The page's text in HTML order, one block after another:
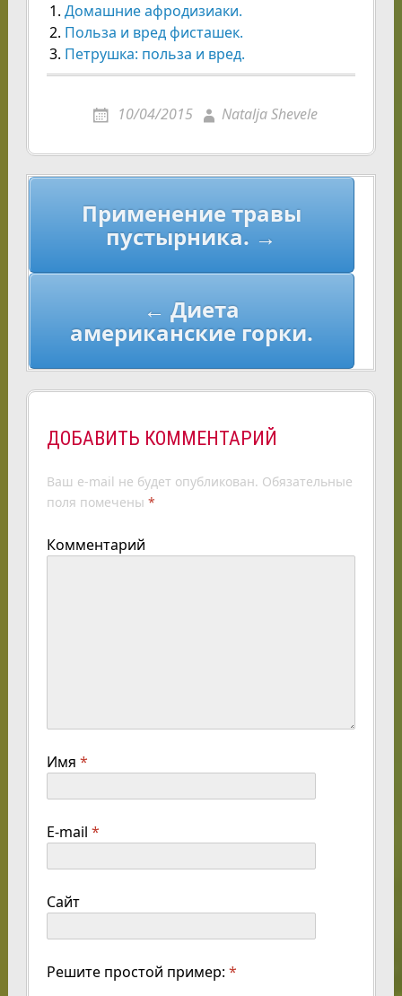
Домашние афродизиаки.
Польза и вред фисташек.
Петрушка: польза и вред.
10/04/2015 Natalja Shevele
Навигация
Применение травы
пустырника. →
← Диета
американские горки.
ДОБАВИТЬ КОММЕНТАРИЙ
Ваш e-mail не будет опубликован. Обязательные
поля помечены *
Комментарий
Имя *
E-mail *
Сайт
Решите простой пример: *